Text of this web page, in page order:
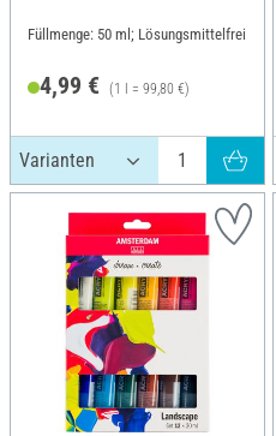
Füllmenge: 50 ml; Lösungsmittelfrei
4,99 € (1 l = 99,80 €)